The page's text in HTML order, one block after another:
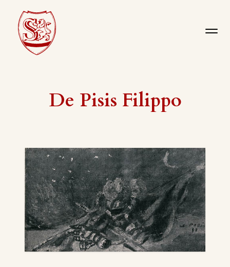
De Pisis Filippo